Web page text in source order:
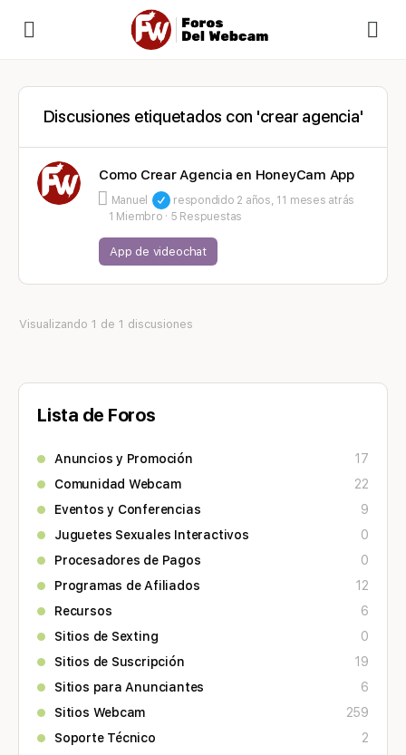
Discusiones etiquetados con 'crear agencia'
Como Crear Agencia en HoneyCam App
Manuel respondido 2 años, 11 meses atrás
1 Miembro · 5 Respuestas
App de videochat
Visualizando 1 de 1 discusiones
Lista de Foros
Anuncios y Promoción
17
Comunidad Webcam
22
Eventos y Conferencias
9
Juguetes Sexuales Interactivos
0
Procesadores de Pagos
0
Programas de Afiliados
12
Recursos
6
Sitios de Sexting
0
Sitios de Suscripción
19
Sitios para Anunciantes
6
Sitios Webcam
259
Soporte Técnico
2